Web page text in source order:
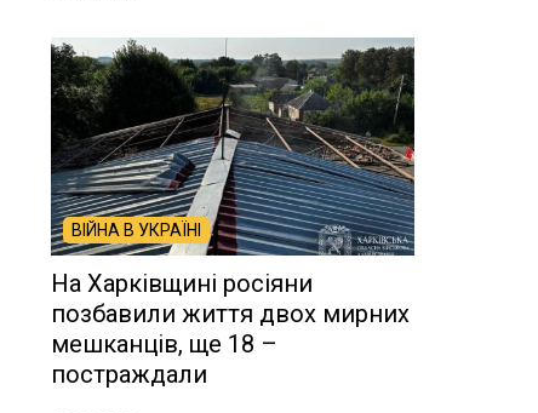
ВІЙНА В УКРАЇНІ
На Харківщині росіяни
позбавили життя двох мирних
мешканців, ще 18 –
постраждали